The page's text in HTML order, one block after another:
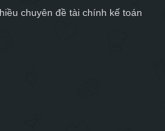
chuyên đề tài chính kế toán